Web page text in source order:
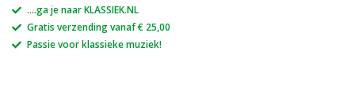
....ga je naar KLASSIEK.NL
Gratis verzending vanaf € 25,00
Passie voor klassieke muziek!